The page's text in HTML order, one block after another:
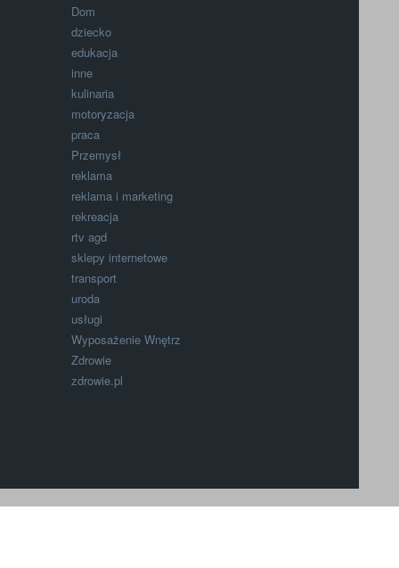
Dom
dziecko
edukacja
inne
kulinaria
motoryzacja
praca
Przemysł
reklama
reklama i marketing
rekreacja
rtv agd
sklepy internetowe
transport
uroda
usługi
Wyposażenie Wnętrz
Zdrowie
zdrowie.pl